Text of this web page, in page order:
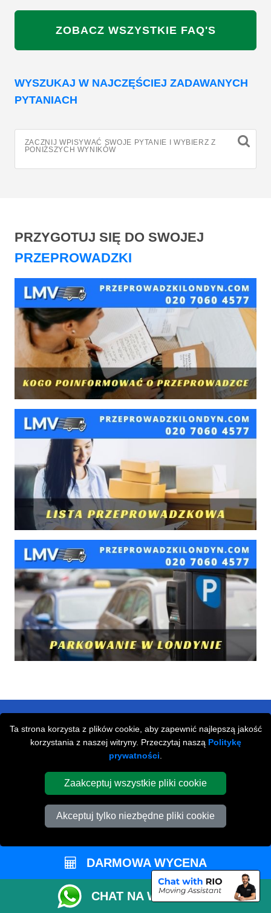
Ta strona korzysta z plików cookie, aby zapewnić najlepszą jakość
korzystania z naszej witryny. Przeczytaj naszą Politykę
prywatności
Zaakceptuj wszystkie pliki cookie
Akceptuj tylko niezbędne pliki cookie
Czy pokrywam koszta dojazdu do mnie i
powrotu ode mnie?
ZOBACZ WSZYSTKIE FAQ'S
WYSZUKAJ W NAJCZĘŚCIEJ ZADAWANYCH
PYTANIACH
PRZYGOTUJ SIĘ DO SWOJEJ
PRZEPROWADZKI
Przeprowadzki Londyn
673 Seven Sisters Road
Napisz do nas
+44 208 099 9173
DARMOWA WYCENA
CHAT NA WHATSAPP